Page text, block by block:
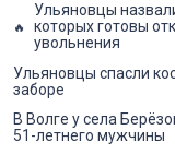
Ульяновцы
которых готовы
увольнения
Ульяновцы спасли
заборе
В Волге у села
51-летнего мужчины